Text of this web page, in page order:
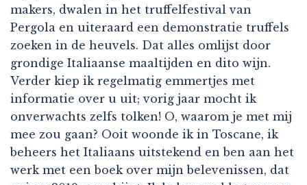
makers, dwalen in het truffelfestival van
Pergola en uiteraard een demonstratie truffels
zoeken in de heuvels. Dat alles omlijst door
grondige Italiaanse maaltijden en dito wijn.
Verder kiep ik regelmatig emmertjes met
informatie over u uit; vorig jaar mocht ik
onverwachts zelfs tolken! O, waarom je met mij
mee zou gaan? Ooit woonde ik in Toscane, ik
beheers het Italiaans uitstekend en ben aan het
werk met een boek over mijn belevenissen, dat